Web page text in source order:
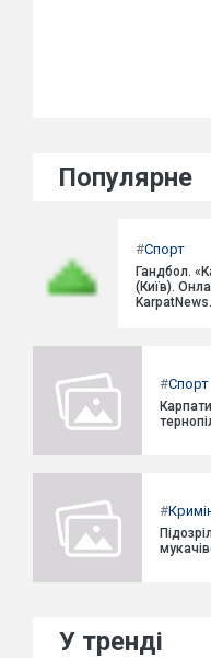
Популярне
#Спорт
Гандбол.
(Київ).
#Спорт
#
У тренді